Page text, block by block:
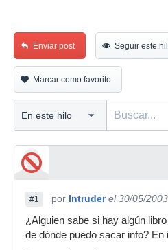
Enviar post Seguir este
Marcar como favorito
#1 por Intruder el 30/05/2003
¿Alguien sabe si hay algún
de dónde puedo sacar info? En